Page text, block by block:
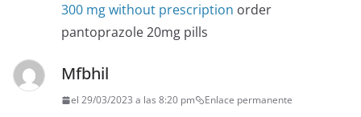
300 mg without prescription order
pantoprazole 20mg pills
Mfbhil
el 29/03/2023 a las 8:20 pm Enlace permanente